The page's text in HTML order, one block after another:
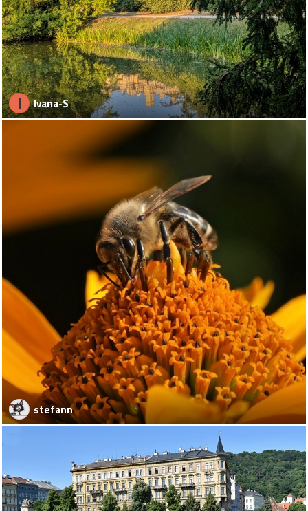
I Ivana-S
stefann